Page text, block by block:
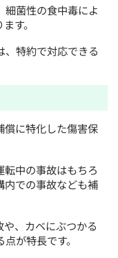
細菌性の食中毒によ
す。
特約で対応できる
償に特化した傷害保
転中の事故はもちろ
内での事故なども補
、カベにぶつかる
が特長です。